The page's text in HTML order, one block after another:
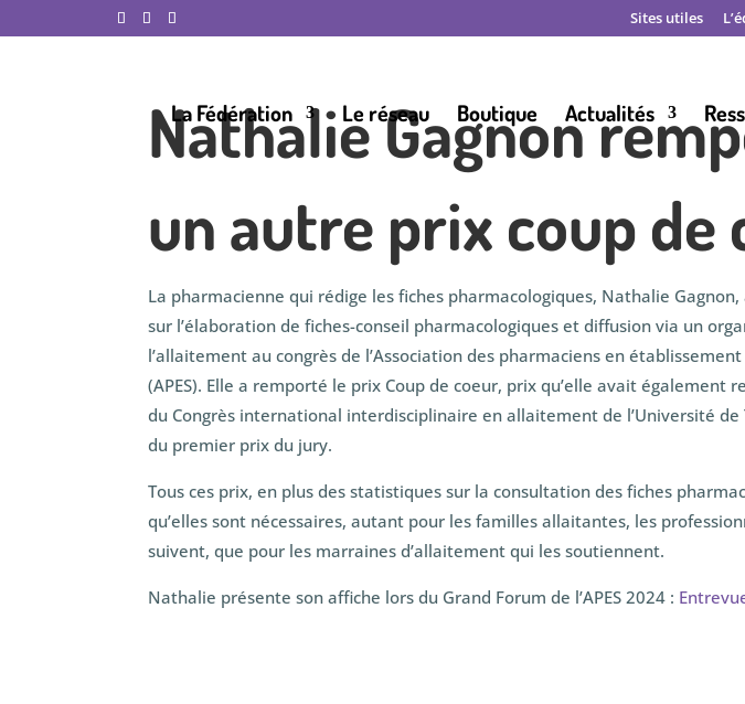
Sites utiles
La Fédération Le réseau Boutique Actualités
Nathalie Gagnon
un autre prix coup de
La pharmacienne qui rédige les fiches pharmacologiques, Nathalie
sur l’élaboration de fiches-conseil pharmacologiques et diffusion via un
l’allaitement au congrès de l’Association des pharmaciens en
(APES). Elle a remporté le prix Coup de coeur, prix qu’elle avait également
du Congrès international interdisciplinaire en allaitement de l’Université de
du premier prix du jury.
Tous ces prix, en plus des statistiques sur la consultation des fiches
qu’elles sont nécessaires, autant pour les familles allaitantes, les
suivent, que pour les marraines d’allaitement qui les soutiennent.
Nathalie présente son affiche lors du Grand Forum de l’APES 2024 :